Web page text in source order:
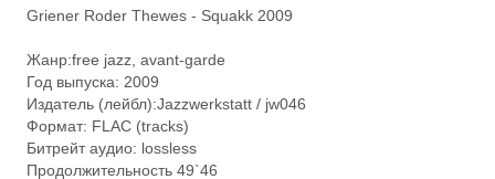
Griener Roder Thewes - Squakk 2009
Жанр:free jazz, avant-garde
Год выпуска: 2009
Издатель (лейбл):Jazzwerkstatt ‎/ jw046
Формат: FLAC (tracks)
Битрейт аудио: lossless
Продолжительность 49`46